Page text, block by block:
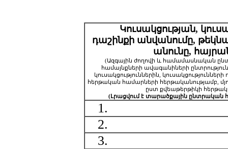
Կուսակցության,
դաշինքի անվանումը,
անունը,
(Ազգային ժողովի և համամասնական
համայնքների ավագանիների
կուսակցություններին,
հերթական համարների հերթականությամբ,
ըստ քվեաթերթիկի
(Լրացվում է տարածքային ընտրական
1.
2.
3.